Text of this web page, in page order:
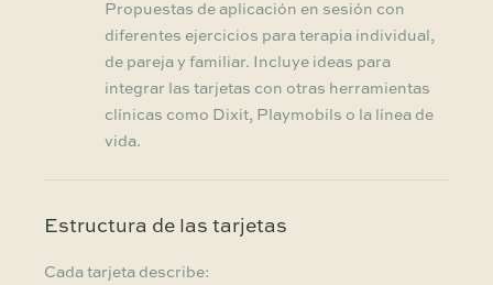
Propuestas de aplicación en sesión con
diferentes ejercicios para terapia individual,
de pareja y familiar. Incluye ideas para
integrar las tarjetas con otras herramientas
clínicas como Dixit, Playmobils o la línea de
vida.
Estructura de las tarjetas
Cada tarjeta describe: